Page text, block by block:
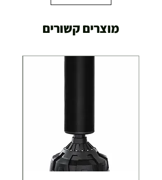
משלוח מהיר עד הבית ( עד 20 ק"ג)
תוספת התקנה למכשירי כושר / מתקני חצר ושולחנות
איסוף עצמי ללא עלות מסניף טבריה . רחוב העצמאות 5
מוצרים קשורים